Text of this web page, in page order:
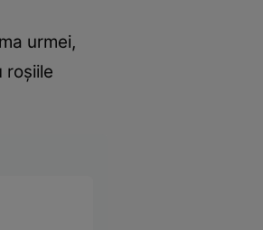
urmei,
roșiile